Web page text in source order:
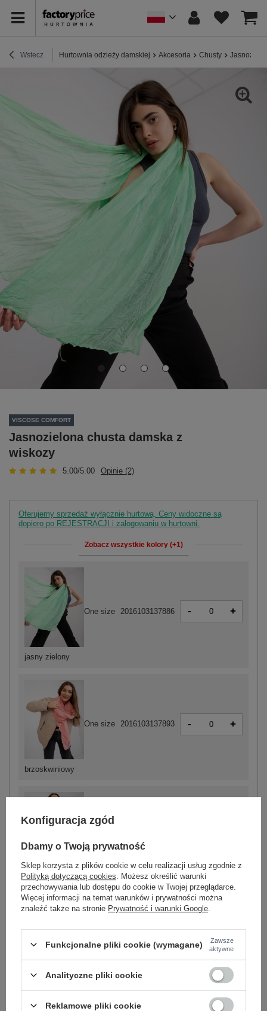
Wstecz Hurtownia odzieży damskiej Akcesoria Chusty
VISCOSE COMFORT
Jasnozielona chusta damska z
wiskozy
5.00/5.00 Opinie (2)
Oferujemy sprzedaż wyłącznie hurtową. Ceny widoczne są
dopiero po REJESTRACJI i zalogowaniu w hurtowni.
Zobacz wszystkie kolory (+1)
brzoskwiniowy
One size 2016103137893 - +
fluo zielony
One size 2016103137824 - +
jasny zielony
One size 2016103137886 - +
Konfiguracja zgód
Dbamy o Twoją prywatność
Sklep korzysta z plików cookie w celu realizacji usług zgodnie z
Polityką dotyczącą cookies . Możesz określić warunki
przechowywania lub dostępu do cookie w Twojej przeglądarce.
Więcej informacji na temat warunków i prywatności można
znaleźć także na stronie Prywatność i warunki Google
Funkcjonalne pliki cookie (wymagane)
Zawsze
aktywne
Analityczne pliki cookie
Reklamowe pliki cookie